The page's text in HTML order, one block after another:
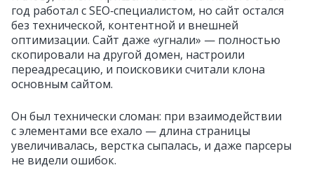
год работал с SEO‑специалистом, но сайт остался
без технической, контентной и внешней
оптимизации. Сайт даже «угнали» — полностью
скопировали на другой домен, настроили
переадресацию, и поисковики считали клона
основным сайтом.
Он был технически сломан: при взаимодействии
с элементами все ехало — длина страницы
увеличивалась, верстка сыпалась, и даже парсеры
не видели ошибок.